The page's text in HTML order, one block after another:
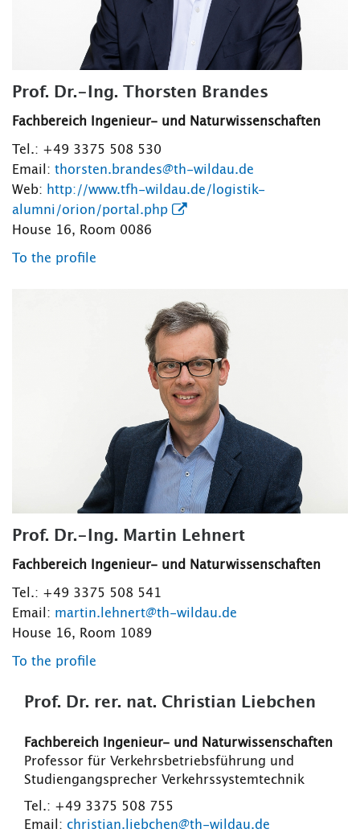
Prof. Dr.-Ing. Thorsten Brandes
Fachbereich Ingenieur- und Naturwissenschaften
Tel.: +49 3375 508 530
Email: thorsten.brandes@th-wildau.de
Web: http://www.tfh-wildau.de/logistik-
alumni/orion/portal.php
House 16, Room 0086
To the profile
Prof. Dr.-Ing. Martin Lehnert
Fachbereich Ingenieur- und Naturwissenschaften
Tel.: +49 3375 508 541
Email: martin.lehnert@th-wildau.de
House 16, Room 1089
To the profile
Prof. Dr. rer. nat. Christian Liebchen
Fachbereich Ingenieur- und Naturwissenschaften
Professor für Verkehrsbetriebsführung und
Studiengangsprecher Verkehrssystemtechnik
Tel.: +49 3375 508 755
Email: christian.liebchen@th-wildau.de